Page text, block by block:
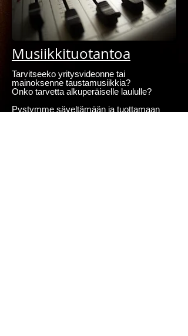
Musiikkituotantoa
Tarvitseeko yritysvideonne tai
mainoksenne taustamusiikkia?
Onko tarvetta alkuperäiselle laululle?
Pystymme säveltämään ja tuottamaan